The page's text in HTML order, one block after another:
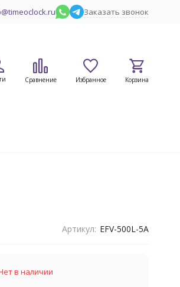
Заказать звонок
Сравнение Избранное Корзина
Артикул: EFV-500L-5A
в наличии